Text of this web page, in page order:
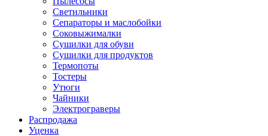
Светильники
Сепараторы и маслобойки
Соковыжималки
Сушилки для обуви
Сушилки для продуктов
Термопоты
Тостеры
Утюги
Чайники
Электрограверы
Распродажа
Уценка